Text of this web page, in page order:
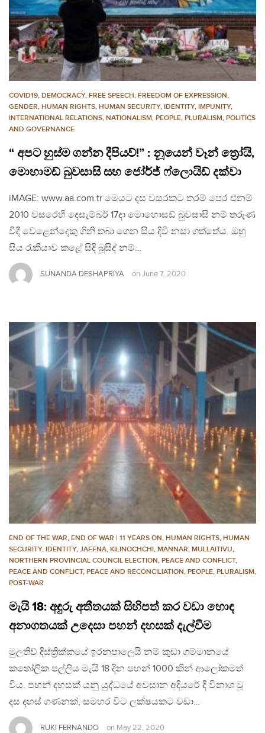
COVID19, DEMOCRACY, FREE SPEECH, FREEDOM OF EXPRESSION,
GENDER, HUMAN RIGHTS, HUMAN SECURITY, IDENTITY, IMPUNITY,
INTERNATIONAL RELATIONS, NATIONALISM, PEOPLE, PLURALISM, POLITICS
AND GOVERNANCE
“ අපට හුස්ම ගන්න දීපියව්!” : නූයෙන් වෑන් ත්‍රෝයි,
මොහාමඩ් බුවසාසි සහ ජෝර්ජ් ෆ්ලොයිඩ් දක්වා
iMAGE: www.aa.com.tr මෙයට දස වසරකට තරම් පෙර එනම්
2010 වසරෙහි දෙසැම්බර් 17දා මොහොසඩ් බුවසාසි නම් තරුණ
වීදී වෙළෙන්දෙකු ගිනි තබා ගෙන සිය දිවි නසා ගත්තේය. ඔහු
සිය රැකියාව කළේ සිදි බූසිද් නම්…
SUNANDA DESHAPRIYA on June 7, 2020
END OF THE WAR, END OF WAR | 11 YEARS ON, HUMAN RIGHTS, HUMAN
SECURITY, IDENTITY, JAFFNA, KILINOCHCHI, MANNAR, MULLAITIVU,
NORTHERN PROVINCIAL COUNCIL ELECTION, PEACE AND CONFLICT,
PEACE AND CONFLICT, PEACE AND RECONCILIATION, PEOPLE, PLURALISM,
POST-WAR
මැයි 18: අඳුරු අතීතයක් සිහිපත් කර වඩා හොඳ
අනාගතයක් උදෙසා පහන් දහසක් දැල්වීම
මුලතිව් දිස්ත්‍රික්කයේ ඉරනපාලෙයි නම් කුඩා ගම්මානයේ
කතෝලික පල්ලිය මැයි 18 දින පහන් 1000 කින් ආලෝකමත්
විය. පහන් දහසක් යනු යුද්ධයේ අවසාන අදියරේ දී විනාශ වූ
දස දහස් ගණනක්, සමහර විට ලක්ෂයකට වඩා…
RUKI FERNANDO on May 22, 2020